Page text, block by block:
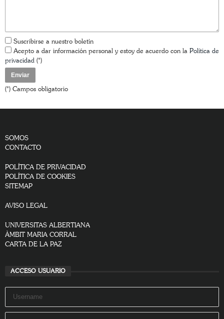
Suscribirse a nuestro boletín
Acepto a dar información personal y estoy de acuerdo con la Política de
privacidad (*)
(*) Campos obligatorio
SOMOS
CONTACTO
POLÍTICA DE PRIVACIDAD
POLÍTICA DE COOKIES
SITEMAP
AVISO LEGAL
UNIVERSITAS ALBERTIANA
ÀMBIT MARIA CORRAL
CARTA DE LA PAZ
ACCESO USUARIO